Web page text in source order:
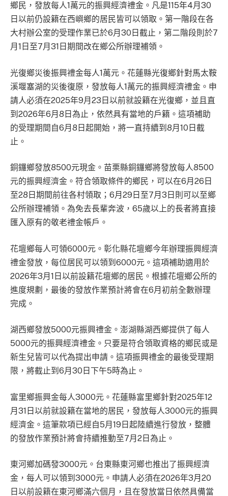
鄉民，發放每人1萬元的振興經濟禮金。凡是115年4月30
日以前仍設籍在西嶼鄉的居民皆可以領取。第一階段在各
大村辦公室的受理作業已於6月30日截止，第二階段則於7
月1日至7月31日期間改在鄉公所辦理補領。
光復鄉災後振興禮金每人1萬元。花蓮縣光復鄉針對馬太鞍
溪堰塞湖的災後復原，發放每人1萬元的振興經濟禮金。申
請人必須在2025年9月23日以前就設籍在光復鄉，並且直
到2026年6月8日為止，依然具有當地的戶籍。這項補助
的受理期間自6月8日起開始，將一直持續到8月10日截
止。
銅鑼鄉發放8500元現金。苗栗縣銅鑼鄉將發放每人8500
元的振興經濟金。符合領取條件的鄉民，可以在6月26日
至28日期間前往各村領取；6月29日至7月3日則可以至鄉
公所辦理補領。為免去長輩奔波，65歲以上的長者將直接
匯入原有的敬老禮金帳戶。
花壇鄉每人可領6000元。彰化縣花壇鄉今年辦理振興經濟
禮金發放，每位居民可以領到6000元。這項補助適用於
2026年3月1日以前設籍花壇鄉的居民。根據花壇鄉公所的
進度規劃，最後的發放作業預計將會在6月初前全數辦理
完成。
湖西鄉發放5000元振興禮金。澎湖縣湖西鄉提供了每人
5000元的振興經濟禮金。只要是符合領取資格的鄉民或是
新生兒皆可以代為提出申請。這項振興禮金的最後受理期
限，將截止到6月30日下午5時為止。
富里鄉振興金每人3000元。花蓮縣富里鄉針對2025年12
月31日以前就設籍在當地的居民，發放每人3000元的振興
經濟金。這筆款項已經自5月19日起陸續進行發放，整體
的發放作業預計將會持續推動至7月2日為止。
東河鄉加碼發3000元。台東縣東河鄉也推出了振興經濟
金，每人可以領到3000元。申請人必須在2026年3月20
日以前設籍在東河鄉滿六個月，且在發放當日依然具備當